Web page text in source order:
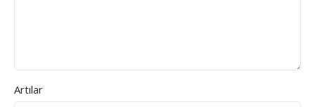
Artılar